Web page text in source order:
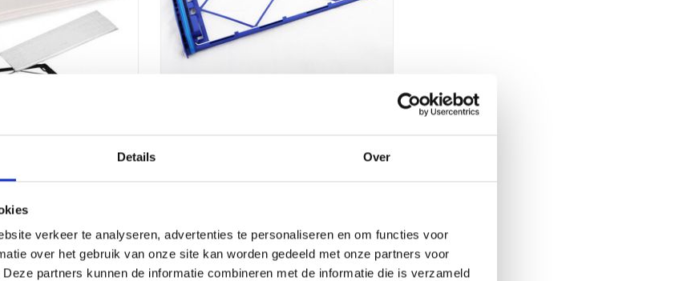
Details Over
verkeer te analyseren, advertenties te personaliseren en om functies voor
over het gebruik van onze site kan worden gedeeld met onze partners voor
partners kunnen de informatie combineren met de informatie die is verzameld
€9,95 €41,50